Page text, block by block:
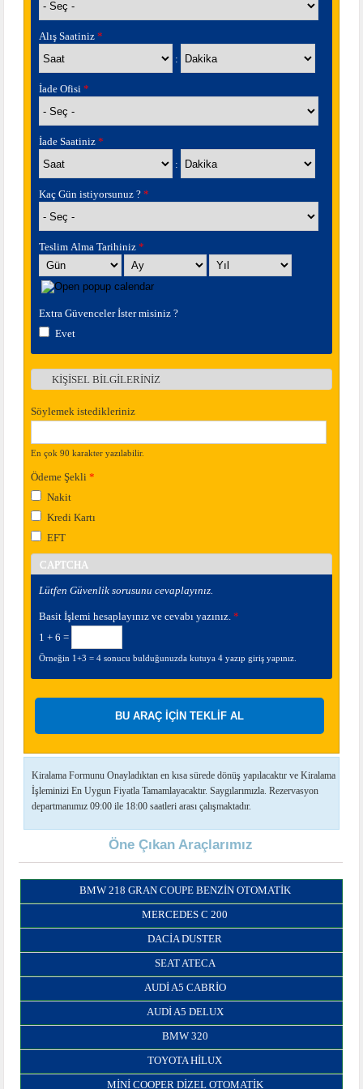
Alış Saatiniz *
:
İade Ofisi *
İade Saatiniz *
:
Kaç Gün istiyorsunuz ? *
Teslim Alma Tarihiniz *
Gün
Ay Yıl
Extra Güvenceler İster misiniz ?
Evet
Göster
KİŞİSEL BİLGİLERİNİZ
Söylemek istedikleriniz
En çok 90 karakter yazılabilir.
Ödeme Şekli *
Nakit
Kredi Kartı
EFT
CAPTCHA
Lütfen Güvenlik sorusunu cevaplayınız.
Basit İşlemi hesaplayınız ve cevabı yazınız. *
1 + 6 =
Örneğin 1+3 = 4 sonucu bulduğunuzda kutuya 4 yazıp giriş yapınız.
Kiralama Formunu Onayladıktan en kısa sürede dönüş yapılacaktır ve Kiralama
İşleminizi En Uygun Fiyatla Tamamlayacaktır. Saygılarımızla. Rezervasyon
departmanımız 09:00 ile 18:00 saatleri arası çalışmaktadır.
Öne Çıkan Araçlarımız
BMW 218 GRAN COUPE BENZIN OTOMATIK
MERCEDES C 200
DACIA DUSTER
SEAT ATECA
AUDI A5 CABRIO
AUDI A5 DELUX
BMW 320
TOYOTA HILUX
MINI COOPER DIZEL OTOMATIK